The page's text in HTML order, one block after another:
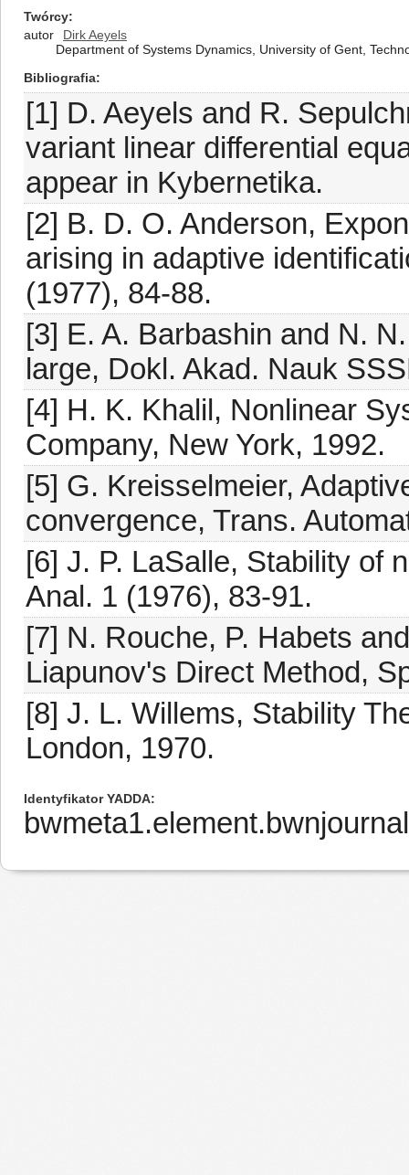
Twórcy
autor
Dirk Aeyels
Department of Systems Dynamics, University of Gent,
Bibliografia
[1] D. Aeyels and R.
variant linear differential
appear in Kybernetika.
[2] B. D. O. Anderson,
arising in adaptive
(1977), 84-88.
[3] E. A. Barbashin and N.
large, Dokl. Akad. Nauk
[4] H. K. Khalil, Nonlinear
Company, New York, 1992.
[5] G. Kreisselmeier,
convergence, Trans.
[6] J. P. LaSalle, Stability of
Anal. 1 (1976), 83-91.
[7] N. Rouche, P. Habets
Liapunov's Direct Method,
[8] J. L. Willems, Stability
London, 1970.
Identyfikator YADDA